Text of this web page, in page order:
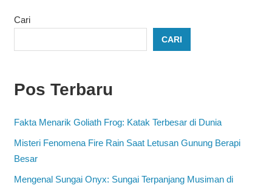
Cari
CARI
Pos Terbaru
Fakta Menarik Goliath Frog: Katak Terbesar di Dunia
Misteri Fenomena Fire Rain Saat Letusan Gunung Berapi
Besar
Mengenal Sungai Onyx: Sungai Terpanjang Musiman di